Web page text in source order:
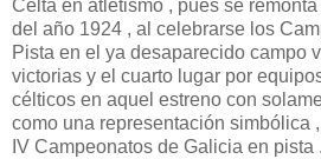
Celta en atletismo , pues se
del año 1924 , al celebrarse los
Pista en el ya desaparecido campo
victorias y el cuarto lugar por
célticos en aquel estreno con
como una representación simbólica
IV Campeonatos de Galicia en pista .